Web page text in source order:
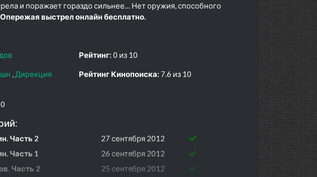
и поражает гораздо сильнее… Нет оружия, способного
выстрел онлайн бесплатно.
Дирекция
Рейтинг: 0 из 10
Рейтинг Кинопоиска: 7.6 из 10
Часть 2
27 сентября 2012
Часть 1
26 сентября 2012
Часть 2
25 сентября 2012